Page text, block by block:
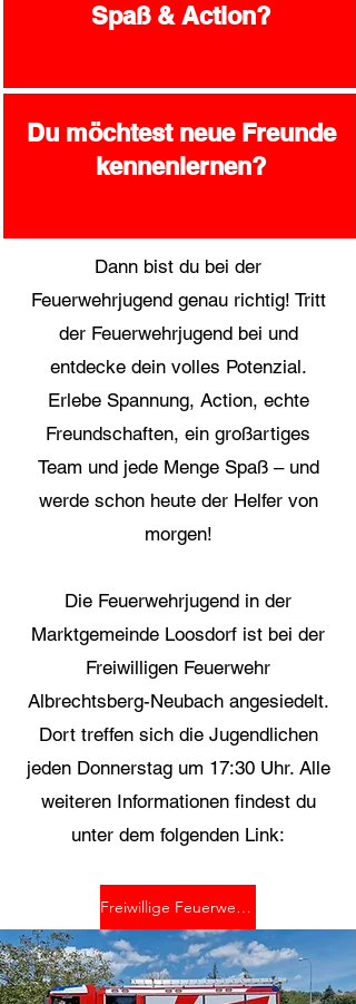
Spaß & Action?
Du möchtest neue Freunde
kennenlernen?
Dann bist du bei der
Feuerwehrjugend genau richtig! Tritt
der Feuerwehrjugend bei und
entdecke dein volles Potenzial.
Erlebe Spannung, Action, echte
Freundschaften, ein großartiges
Team und jede Menge Spaß – und
werde schon heute der Helfer von
morgen!
Die Feuerwehrjugend in der
Marktgemeinde Loosdorf ist bei der
Freiwilligen Feuerwehr
Albrechtsberg-Neubach angesiedelt.
Dort treffen sich die Jugendlichen
jeden Donnerstag um 17:30 Uhr. Alle
weiteren Informationen findest du
unter dem folgenden Link:
Freiwillige Feuerwehr Albrechtsberg-Neubach